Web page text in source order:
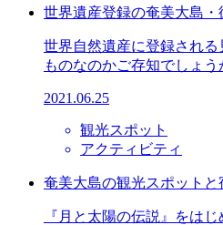
世界遺産登録の奄美大島
世界自然遺産に登録され
ものなのかご存知でしょ
2021.06.25
観光スポット
アクティビティ
奄美大島の観光スポットと
『月と太陽の伝説』をは